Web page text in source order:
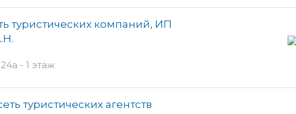
туристических компаний, ИП
- 1 этаж
туристических агентств